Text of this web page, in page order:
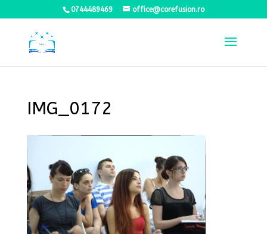
0744489469 office@corefusion.ro
IMG_0172